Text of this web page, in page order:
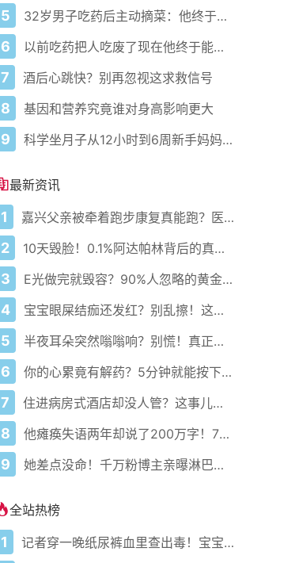
5 32岁男子吃药后主动摘菜：他终于活过来了？
6 以前吃药把人吃废了现在他终于能好起来了
7 酒后心跳快？别再忽视这求救信号
8 基因和营养究竟谁对身高影响更大
9 科学坐月子从12小时到6周新手妈妈必藏护理攻略
最新资讯
1 嘉兴父亲被牵着跑步康复真能跑？医生悄悄说这5步错一步就白练
2 10天毁脸！0.1%阿达帕林背后的真相你敢看吗？
3 E光做完就毁容？90%人忽略的黄金7天护理真相！
4 宝宝眼屎结痂还发红？别乱擦！这病正在偷偷堵住泪道
5 半夜耳朵突然嗡嗡响？别慌！真正原因可能和你想的完全不一样
6 你的心累竟有解药？5分钟就能按下暂停键！
7 住进病房式酒店却没人管？这事儿到底谁来负责！
8 他瘫痪失语两年却说了200万字！7岁女儿听爸爸讲笑话笑出声
9 她差点没命！千万粉博主亲曝淋巴结肿大竟是癌症前兆
全站热榜
1 记者穿一晚纸尿裤血里查出毒！宝宝血液浓度竟是成人的5倍？